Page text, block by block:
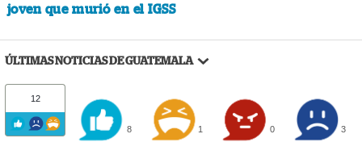
joven que murió en el IGSS
ÚLTIMAS NOTICIAS DE GUATEMALA
12
8 1 0 3